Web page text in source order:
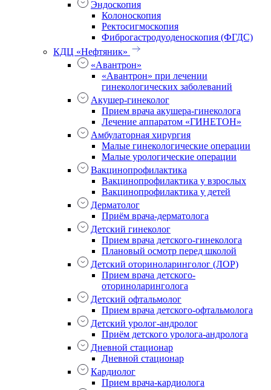
Эндоскопия
Колоноскопия
Ректосигмоскопия
Фиброгастродуоденоскопия (ФГДС)
КДЦ «Нефтяник»
«Авантрон»
«Авантрон» при лечении
гинекологических заболеваний
Акушер-гинеколог
Прием врача акушера-гинеколога
Лечение аппаратом «ГИНЕТОН»
Амбулаторная хирургия
Малые гинекологические операции
Малые урологические операции
Вакцинопрофилактика
Вакцинопрофилактика у взрослых
Вакцинопрофилактика у детей
Дерматолог
Приём врача-дерматолога
Детский гинеколог
Прием врача детского-гинеколога
Плановый осмотр перед школой
Детский оториноларинголог (ЛОР)
Прием врача детского-
оториноларинголога
Детский офтальмолог
Прием врача детского-офтальмолога
Детский уролог-андролог
Приём детского уролога-андролога
Дневной стационар
Дневной стационар
Кардиолог
Прием врача-кардиолога